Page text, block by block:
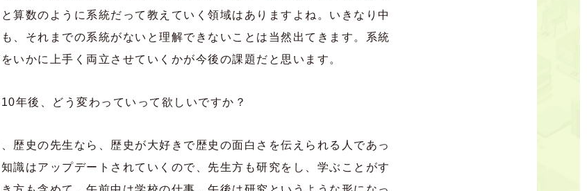
算数のように系統だって教えていく領域はありますよね。いきなり中
、それまでの系統がないと理解できないことは当然出てきます。系統
いかに上手く両立させていくかが今後の課題だと思います。
年後、どう変わっていって欲しいですか？
歴史の先生なら、歴史が大好きで歴史の面白さを伝えられる人であっ
識はアップデートされていくので、先生方も研究をし、学ぶことがす